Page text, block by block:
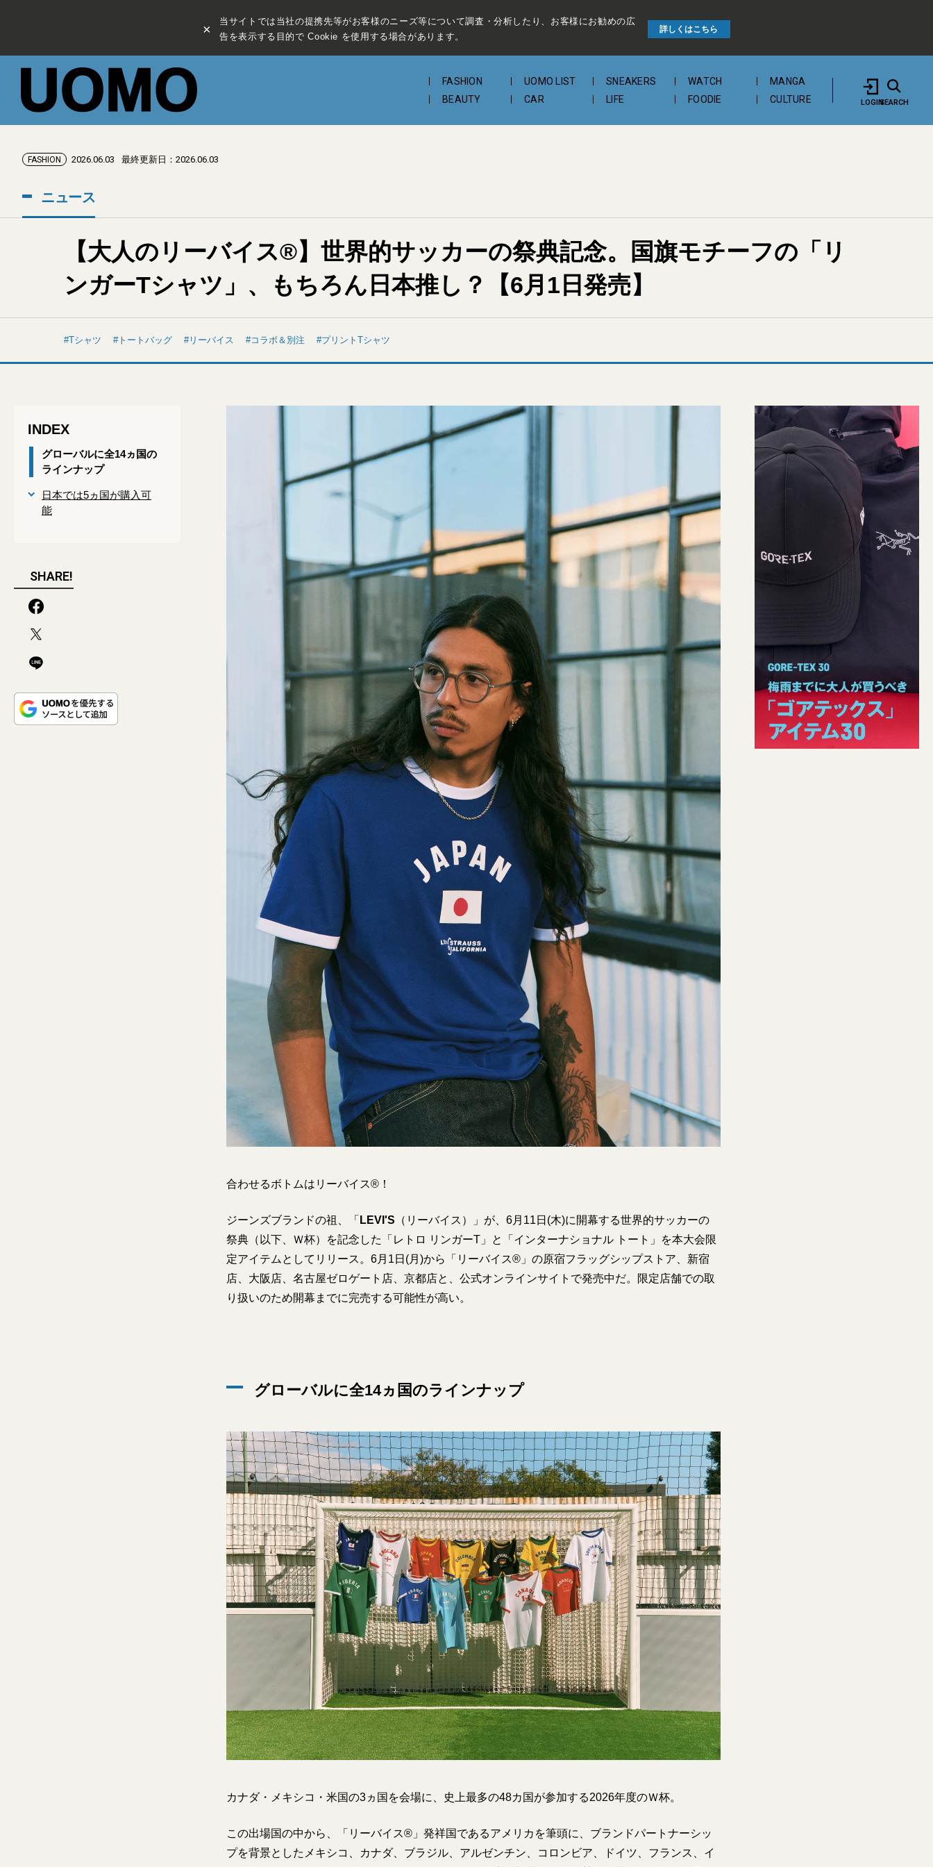
×
当サイトでは当社の提携先等がお客様のニーズ等について調査・分析したり、お客様にお勧めの広
告を表示する目的で Cookie を使用する場合があります。
詳しくはこちら
FASHION UOMO LIST SNEAKERS WATCH
MANGA
BEAUTY
CAR LIFE FOODIE CULTURE LOGINSEARCH
FASHION 2026.06.03 最終更新日：2026.06.03
ニュース
【大人のリーバイス®】世界的サッカーの祭典記念。国旗モチーフの「リ
ンガーTシャツ」、もちろん日本推し？【6月1日発売】
Tシャツ トートバッグ リーバイス コラボ＆別注 プリントTシャツ
INDEX
グローバルに全14ヵ国の
ラインナップ
日本では5ヵ国が購入可
能
SHARE!
合わせるボトムはリーバイス®！
ジーンズブランドの祖、「 LEVI'S （リーバイス）」が、6月11日(木)に開幕する世界的サッカーの
祭典（以下、Ｗ杯）を記念した「レトロ リンガーT」と「インターナショナル トート」を本大会限
定アイテムとしてリリース。6月1日(月)から「リーバイス®」の原宿フラッグシップストア、新宿
店、大阪店、名古屋ゼロゲート店、京都店と、公式オンラインサイトで発売中だ。限定店舗での取
り扱いのため開幕までに完売する可能性が高い。
グローバルに全14ヵ国のラインナップ
カナダ・メキシコ・米国の3ヵ国を会場に、史上最多の48カ国が参加する2026年度のＷ杯。
この出場国の中から、「リーバイス®」発祥国であるアメリカを筆頭に、ブランドパートナーシッ
プを背景としたメキシコ、カナダ、ブラジル、アルゼンチン、コロンビア、ドイツ、フランス、イ